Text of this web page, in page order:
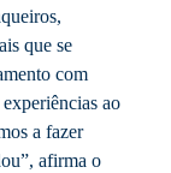
que se
com
ao
a fazer
afirma o